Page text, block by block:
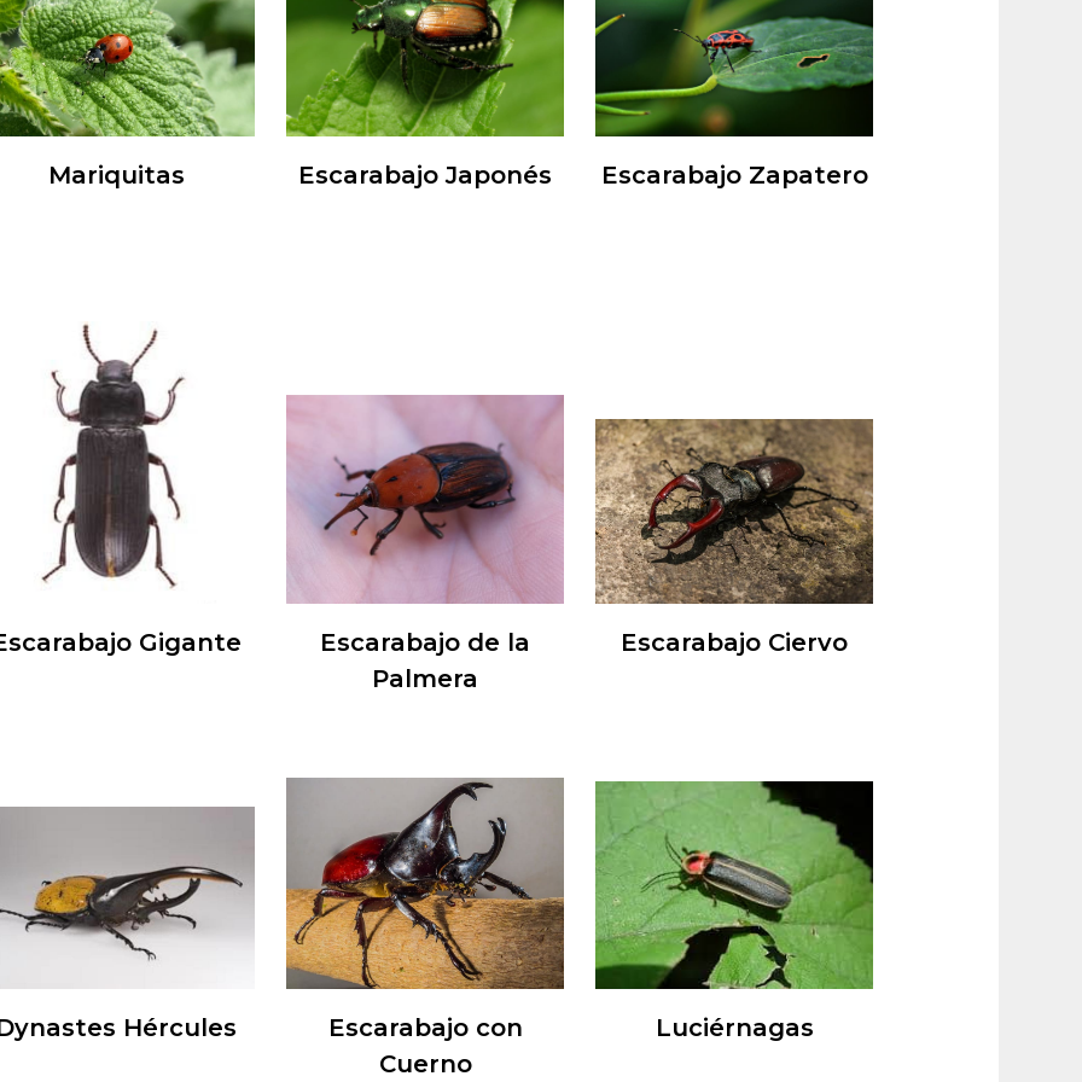
Mariquitas Escarabajo Japonés Escarabajo Zapatero
Gigante
Escarabajo de la
Palmera
Escarabajo Ciervo
Hércules
Escarabajo con
Cuerno
Luciérnagas